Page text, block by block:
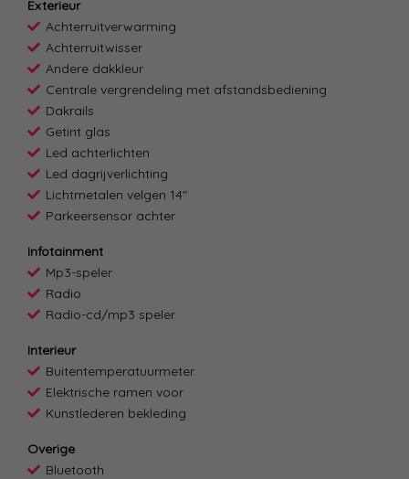
Exterieur
Achterruitverwarming
Achterruitwisser
Andere dakkleur
Centrale vergrendeling met afstandsbediening
Dakrails
Getint glas
Led achterlichten
Led dagrijverlichting
Lichtmetalen velgen 14"
Parkeersensor achter
Infotainment
Mp3-speler
Radio
Radio-cd/mp3 speler
Interieur
Buitentemperatuurmeter
Elektrische ramen voor
Kunstlederen bekleding
Overige
Bluetooth